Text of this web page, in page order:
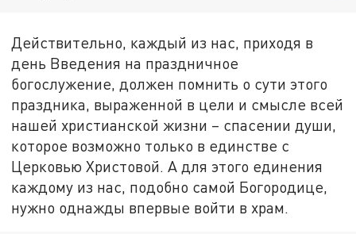
Действительно, каждый из нас, приходя в
день Введения на праздничное
богослужение, должен помнить о сути этого
праздника, выраженной в цели и смысле всей
нашей христианской жизни – спасении души,
которое возможно только в единстве с
Церковью Христовой. А для этого единения
каждому из нас, подобно самой Богородице,
нужно однажды впервые войти в храм.